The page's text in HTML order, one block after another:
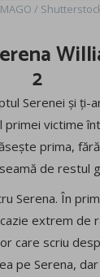
/
2
Serenei și ți-
primei victime
prima,
de restul
Serena. În
extrem de
care scriu
pe Serena,